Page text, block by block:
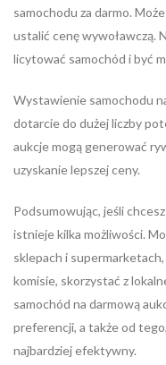
samochodu za darmo.
ustalić cenę wywoławczą.
licytować samochód i być
Wystawienie samochodu
dotarcie do dużej liczby
aukcje mogą generować
uzyskanie lepszej ceny.
Podsumowując, jeśli
istnieje kilka możliwości.
sklepach i
komisie, skorzystać z
samochód na darmową
preferencji, a także od
najbardziej efektywny.